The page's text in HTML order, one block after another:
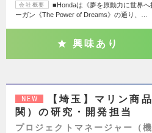
会社概要
■Hondaは《夢を原動力に世界
ーガン《The Power of Dreams》の通り、…
興味あり
NEW
【埼玉】マリン商
関）の研究・開発担当
プロジェクトマネージャー（